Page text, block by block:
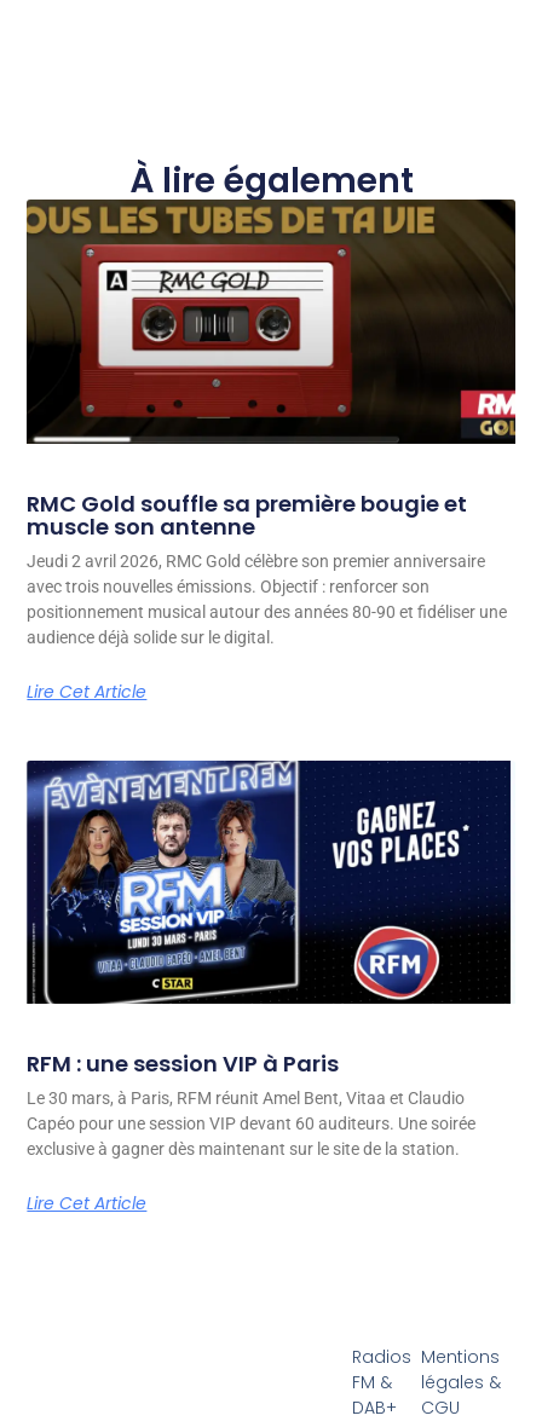
À lire également
RMC Gold souffle sa première bougie et
muscle son antenne
Jeudi 2 avril 2026, RMC Gold célèbre son premier anniversaire
avec trois nouvelles émissions. Objectif : renforcer son
positionnement musical autour des années 80-90 et fidéliser une
audience déjà solide sur le digital.
Lire Cet Article
RFM : une session VIP à Paris
Le 30 mars, à Paris, RFM réunit Amel Bent, Vitaa et Claudio
Capéo pour une session VIP devant 60 auditeurs. Une soirée
exclusive à gagner dès maintenant sur le site de la station.
Lire Cet Article
Radios
FM &
DAB+
Mentions
légales &
CGU